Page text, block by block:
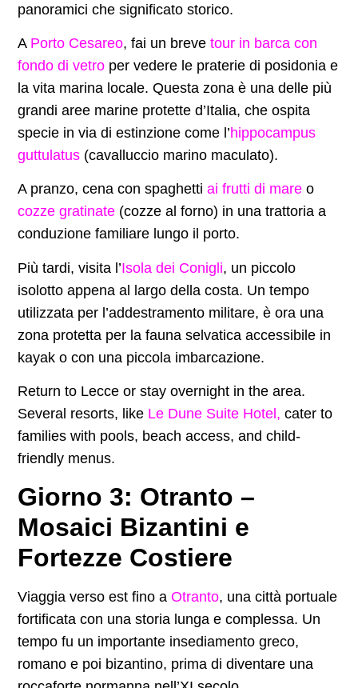
panoramici che significato storico.
A Porto Cesareo, fai un brevetour in barca con
fondo di vetro per vedere le praterie di posidonia e
la vita marina locale. Questa zona è una delle più
grandi aree marine protette d’Italia, che ospita
specie in via di estinzione come l’hippocampus
guttulatus (cavalluccio marino maculato).
A pranzo, cena con spaghettiai frutti di mare o
cozze gratinate (cozze al forno) in una trattoria a
conduzione familiare lungo il porto.
Più tardi, visita l’Isola dei Conigli, un piccolo
isolotto appena al largo della costa. Un tempo
utilizzata per l’addestramento militare, è ora una
zona protetta per la fauna selvatica accessibile in
kayak o con una piccola imbarcazione.
Return to Lecce or stay overnight in the area.
Several resorts, like Le Dune Suite Hotel, cater to
families with pools, beach access, and child-
friendly menus.
Giorno 3: Otranto –
Mosaici Bizantini e
Fortezze Costiere
Viaggia verso est fino aOtranto, una città portuale
fortificata con una storia lunga e complessa. Un
tempo fu un importante insediamento greco,
romano e poi bizantino, prima di diventare una